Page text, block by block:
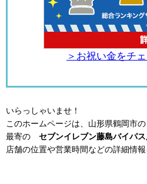
＞お祝い金をチ
いらっしゃいませ！
このホームページは、山形県鶴岡市の
最寄の セブンイレブン藤島バイパ
店舗の位置や営業時間などの詳細情